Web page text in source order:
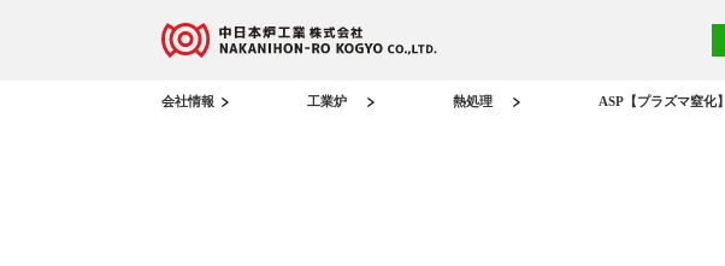
会社情報 工業炉 熱処理 ASP【プラズマ窒化】